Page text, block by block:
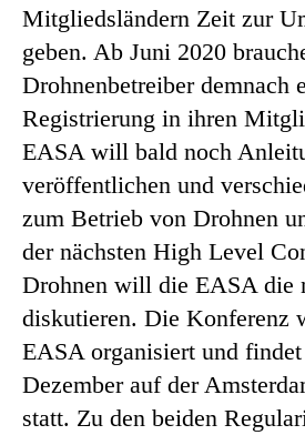
Mitgliedsländern Zeit zur
geben. Ab Juni 2020
Drohnenbetreiber demnach
Registrierung in ihren
EASA will bald noch
veröffentlichen und
zum Betrieb von Drohnen
der nächsten High Level
Drohnen will die EASA die
diskutieren. Die Konferenz
EASA organisiert und
Dezember auf der
statt. Zu den beiden